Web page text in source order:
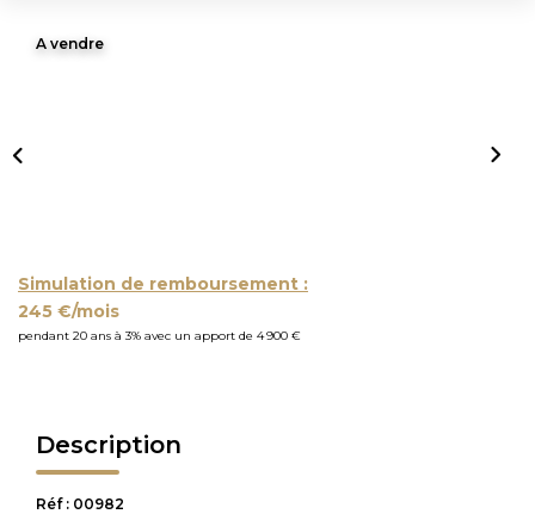
A vendre
Simulation de remboursement :
245 €/mois
pendant 20 ans à 3% avec un apport de 4 900 €
Description
Réf : 00982